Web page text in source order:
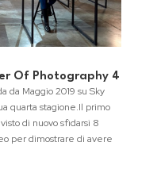
Of Photography 4
da Maggio 2019 su Sky
quarta stagione.Il primo
di nuovo sfidarsi 8
per dimostrare di avere